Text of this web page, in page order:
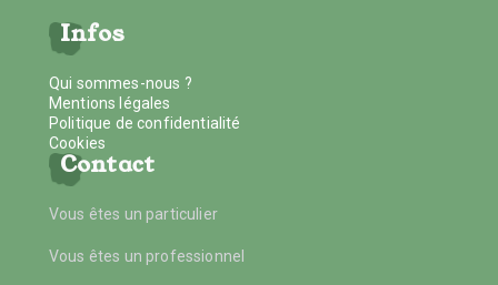
Infos
Qui sommes-nous ?
Mentions légales
Politique de confidentialité
Cookies
Contact
Vous êtes un particulier
Vous êtes un professionnel